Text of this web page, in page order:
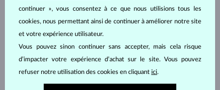
continuer », vous consentez à ce que nous utilisions tous les
cookies, nous permettant ainsi de continuer à améliorer notre site
et votre expérience utilisateur.
Vous pouvez sinon continuer sans accepter, mais cela risque
d’impacter votre expérience d’achat sur le site. Vous pouvez
refuser notre utilisation des cookies en cliquant ici.